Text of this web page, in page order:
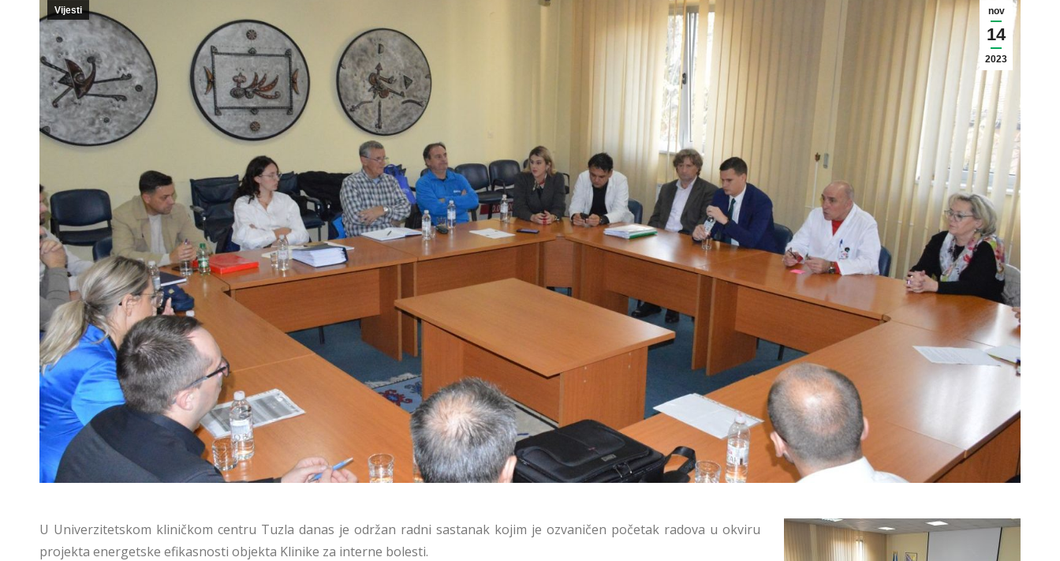
nov
14
2023
Vijesti
U Univerzitetskom kliničkom centru Tuzla danas je održan radni sastanak kojim je ozvaničen početak radova u okviru
projekta energetske efikasnosti objekta Klinike za interne bolesti.